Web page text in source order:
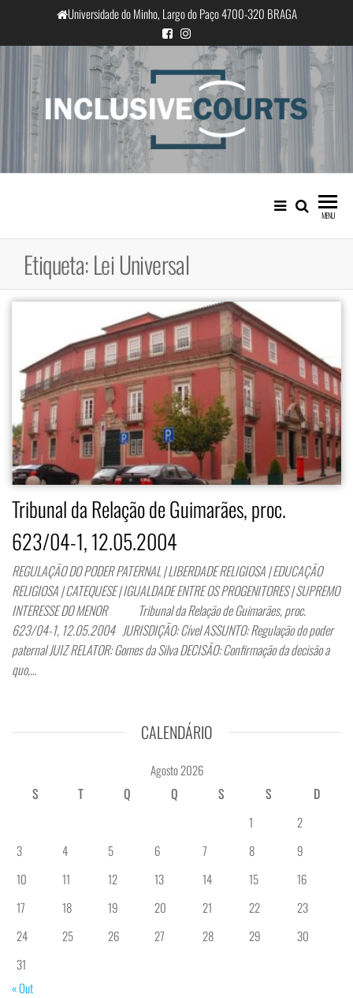
o
conteúdo
Universidade do Minho, Largo do Paço 4700-320 BRAGA
InclusiveCourts
Igualdade e diferença cultural na
prática judicial portuguesa
MENU
Etiqueta:Lei Universal
Tribunal da Relação de Guimarães, proc.
623/04-1, 12.05.2004
REGULAÇÃO DO PODER PATERNAL | LIBERDADE RELIGIOSA | EDUCAÇÃO
RELIGIOSA | CATEQUESE | IGUALDADE ENTRE OS PROGENITORES | SUPREMO
INTERESSE DO MENOR Tribunal da Relação de Guimarães, proc.
623/04-1, 12.05.2004 JURISDIÇÃO: Cível ASSUNTO: Regulação do poder
paternal JUIZ RELATOR: Gomes da Silva DECISÃO: Confirmação da decisão a
quo,…
CALENDÁRIO
Agosto 2026
S
T Q Q S S
D
1
2
3
4 5 6 7 8
9
10
11 12 13 14 15
16
17
18 19 20 21 22
23
24
25 26 27 28 29
30
31
« Out